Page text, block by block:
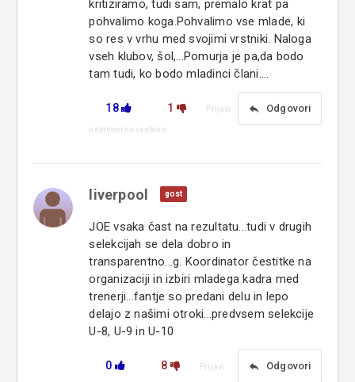
kritiziramo, tudi sam, premalo krat pa
pohvalimo koga.Pohvalimo vse mlade, ki
so res v vrhu med svojimi vrstniki. Naloga
vseh klubov, šol,...Pomurja je pa,da bodo
tam tudi, ko bodo mladinci člani....
18 1 reply Odgovori
Prijavi
neprimerno vsebino
liverpool gost
JOE vsaka čast na rezultatu...tudi v drugih
selekcijah se dela dobro in
transparentno...g. Koordinator čestitke na
organizaciji in izbiri mladega kadra med
trenerji...fantje so predani delu in lepo
delajo z našimi otroki...predvsem selekcije
U-8, U-9 in U-10
0 8 reply Odgovori
Prijavi